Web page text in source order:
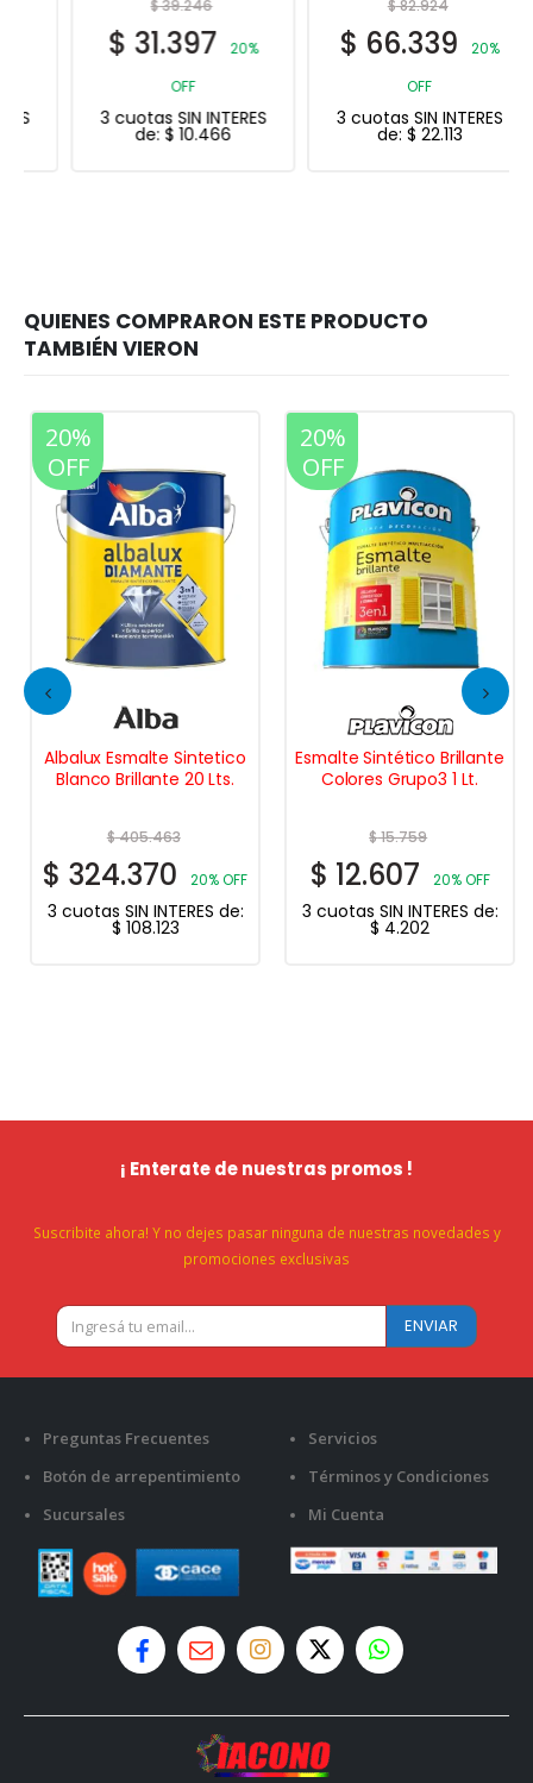
39.246
31.397
20%
3 cuotas SIN INTERES
$10.466
82.924
66.339
20%
3 cuotas SIN INTERES
$22.113
20%
OFF
Albalux Esmalte Sintetico
Blanco Brillante 20 Lts.
$405.463
$ 324.370 20% OFF
3 cuotas SIN INTERES de:
$ 108.123
20%
OFF
Esmalte Sintético Brillante
Colores Grupo3 1 Lt.
$15.759
$ 12.607 20% OFF
3 cuotas SIN INTERES de:
$ 4.202
¡ Enterate de nuestras promos !
Suscribite ahora! Y no dejes pasar ninguna de nuestras novedades y
promociones exclusivas
Preguntas Frecuentes
Botón de arrepentimiento
Sucursales
Servicios
Términos y Condiciones
Mi Cuenta